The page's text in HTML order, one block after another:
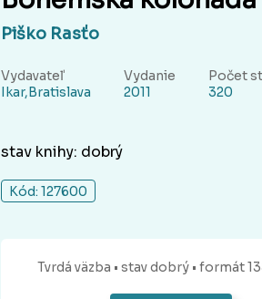
Piško Rasťo
Vydavateľ
Ikar,Bratislava
Vydanie
2011
Počet
320
stav knihy: dobrý
Kód: 127600
Tvrdá väzba • stav dobrý • formát